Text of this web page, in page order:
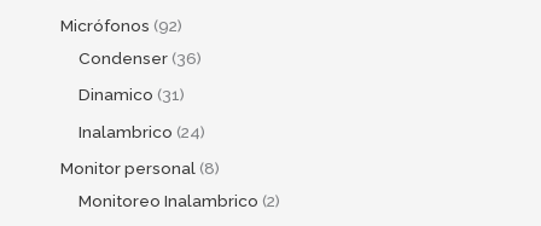
Micrófonos 92
Condenser 36
Dinamico 31
Inalambrico 24
Monitor personal 8
Monitoreo Inalambrico 2